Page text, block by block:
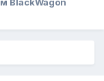
BlackWagon